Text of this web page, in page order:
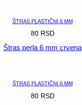
ŠTRAS PLASTIČNI 6 MM
80 RSD
Štras perla 6 mm crvena
ŠTRAS PLASTIČNI 6 MM
80 RSD